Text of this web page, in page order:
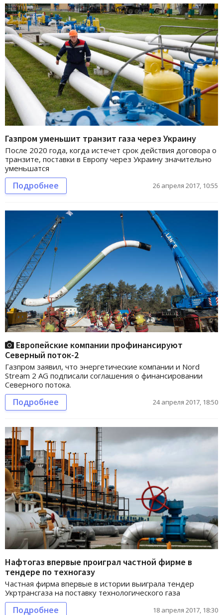
Газпром уменьшит транзит газа через Украину
После 2020 года, когда истечет срок действия договора о
транзите, поставки в Европу через Украину значительно
уменьшатся
Подробнее 26 апреля 2017, 10:55
Европейские компании профинансируют
Северный поток-2
Газпром заявил, что энергетические компании и Nord
Stream 2 AG подписали соглашения о финансировании
Северного потока.
Подробнее 24 апреля 2017, 18:50
Нафтогаз впервые проиграл частной фирме в
тендере по техногазу
Частная фирма впервые в истории выиграла тендер
Укртрансгаза на поставку технологического газа
Подробнее 18 апреля 2017, 18:30